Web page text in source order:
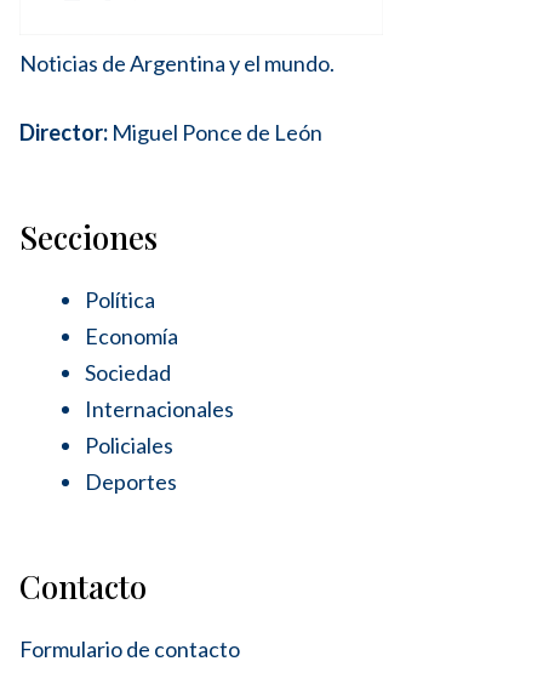
Noticias de Argentina y el mundo.
Director: Miguel Ponce de León
Secciones
Política
Economía
Sociedad
Internacionales
Policiales
Deportes
Contacto
Formulario de contacto